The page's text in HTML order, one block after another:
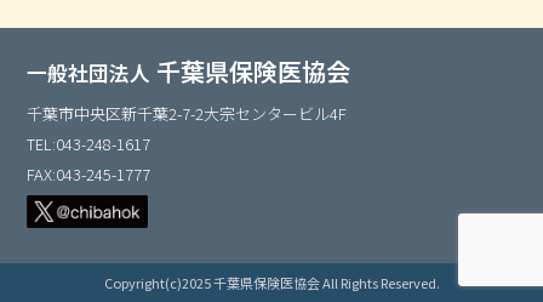
一般社団法人 千葉県保険医協会
千葉市中央区新千葉2-7-2大宗センタービル4F
TEL:043-248-1617
FAX:043-245-1777
Copyright(c)2025 千葉県保険医協会 All Rights Reserved.